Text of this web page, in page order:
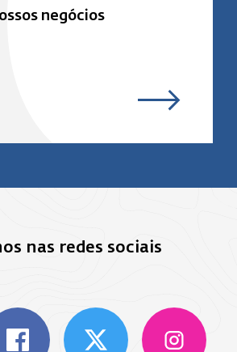
negócios
nas redes sociais